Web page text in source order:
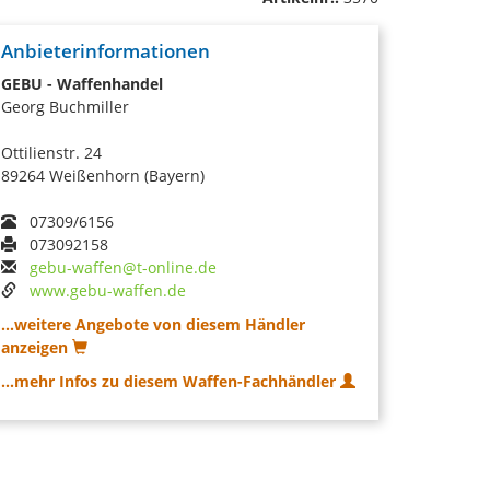
Anbieterinformationen
GEBU - Waffenhandel
Georg Buchmiller
Ottilienstr. 24
89264 Weißenhorn (Bayern)
07309/6156
073092158
gebu-waffen@t-online.de
www.gebu-waffen.de
...weitere Angebote von diesem Händler
anzeigen
...mehr Infos zu diesem Waffen-Fachhändler